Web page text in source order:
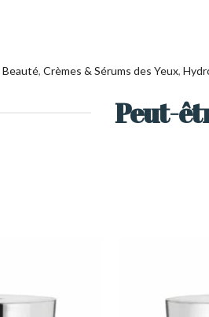
Beauté, Crèmes & Sérums des Yeux,
Peut-